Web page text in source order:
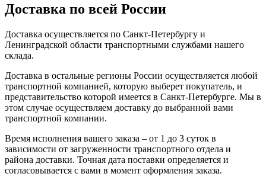
Доставка по всей России
Доставка осуществляется по Санкт-Петербургу и
Ленинградской области транспортными службами нашего
склада.
Доставка в остальные регионы России осуществляется любой
транспортной компанией, которую выберет покупатель, и
представительство которой имеется в Санкт-Петербурге. Мы в
этом случае осуществляем доставку до выбранной вами
транспортной компании.
Время исполнения вашего заказа – от 1 до 3 суток в
зависимости от загруженности транспортного отдела и
района доставки. Точная дата поставки определяется и
согласовывается с вами в момент оформления заказа.